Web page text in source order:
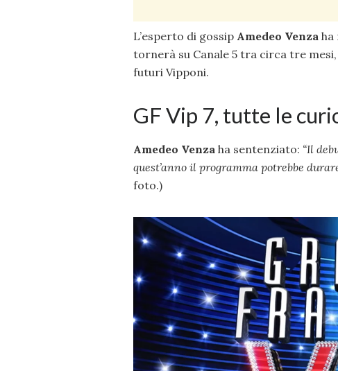
L’esperto di gossip Amedeo Venza ha
tornerà su Canale 5 tra circa tre
futuri Vipponi.
GF Vip 7, tutte le
Amedeo Venza ha sentenziato: “Il
quest’anno il programma potrebbe
foto.)